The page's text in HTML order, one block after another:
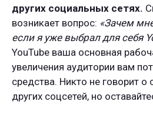
других социальных сетях.
возникает вопрос: «Зачем
если я уже выбрал для себя
YouTube ваша основная
увеличения аудитории вам
средства. Никто не говорит о
других соцсетей, но